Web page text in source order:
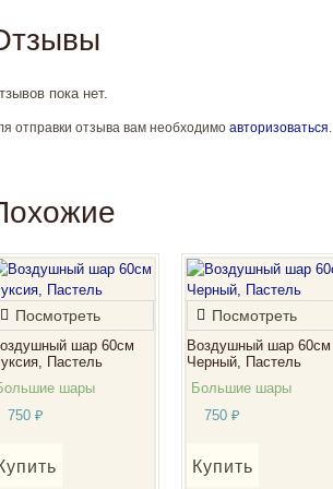
пока нет.
отправки отзыва вам необходимо авторизоваться.
Посмотреть
шар 60см
Пастель
шары
750 ₽
Посмотреть
Воздушный шар 60см
Черный, Пастель
Большие шары
750₽
Купить